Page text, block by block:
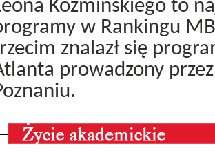
Koźmińskiego to
w Rankingu
znalazł się
prowadzony